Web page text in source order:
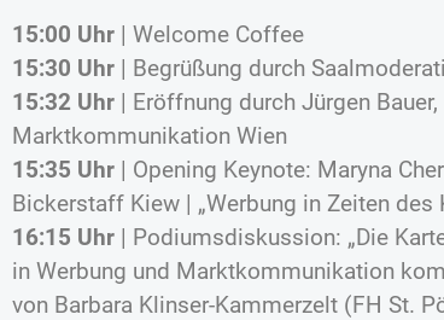
­15:00 Uhr | Welcome Coffee
15:30 Uhr | Begrüßung durch
15:32 Uhr | Eröffnung durch Jürgen
Marktkommunikation Wien
15:35 Uhr | Opening Keynote: Maryna
Bickerstaff Kiew | „Werbung in Zeiten des
­16:15 Uhr | Podiumsdiskussion: „Die
in Werbung und Marktkommunikation
von Barbara Klinser-Kammerzelt (FH St.